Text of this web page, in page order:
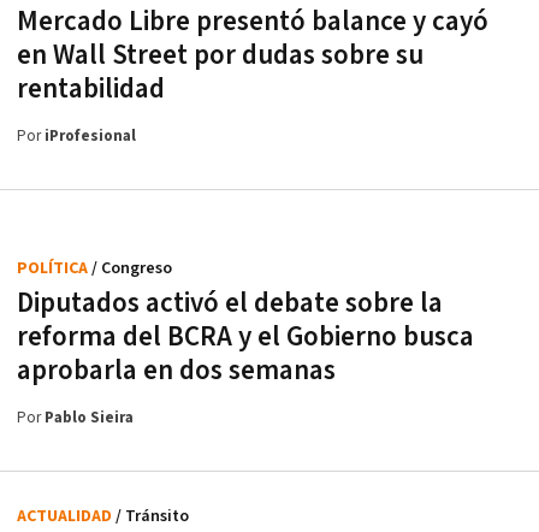
Mercado Libre presentó balance y cayó
en Wall Street por dudas sobre su
rentabilidad
PoriProfesional
Diputados activó el debate sobre la
reforma del BCRA y el Gobierno busca
aprobarla en dos semanas
POLÍTICA/ Congreso
PorPablo Sieira
ACTUALIDAD / Tránsito